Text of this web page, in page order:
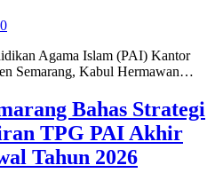
0
Agama Islam (PAI) Kantor
Semarang, Kabul Hermawan…
Bahas Strategi
TPG PAI Akhir
Tahun 2026